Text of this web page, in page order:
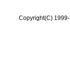
Copyright(C)